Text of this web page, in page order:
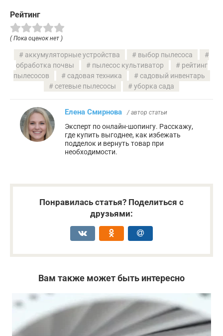
Рейтинг
( Пока оценок нет )
аккумуляторные устройства
выбор пылесоса
обработка почвы
пылесос культиватор
рейтинг
пылесосов
садовая техника
садовый инвентарь
сетевые пылесосы
уборка сада
Елена Смирнова / автор статьи
Эксперт по онлайн-шопингу. Расскажу,
где купить выгоднее, как избежать
подделок и вернуть товар при
необходимости.
Понравилась статья? Поделиться с
друзьями:
Вам также может быть интересно